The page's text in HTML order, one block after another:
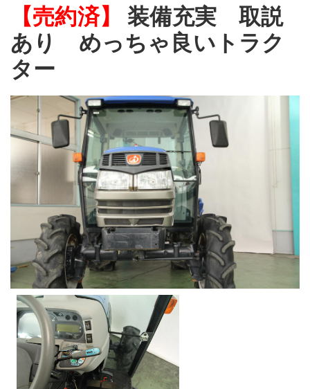
【売約済】
装備充実 取説
あり めっちゃ良いトラク
ター